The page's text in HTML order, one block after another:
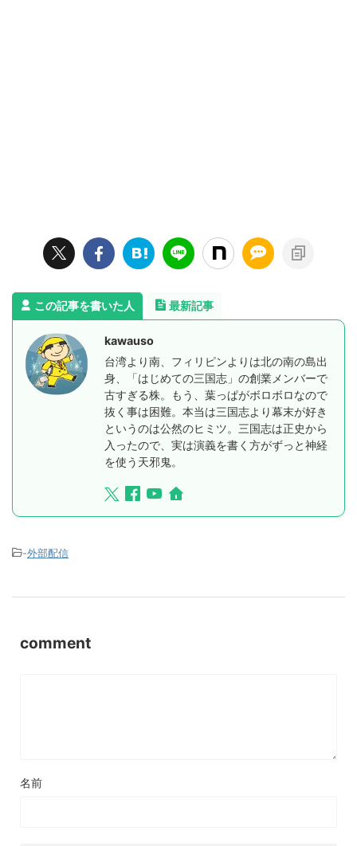
この記事を書いた人 最新記事
kawauso
台湾より南、フィリピンよりは北の南の島出
身、「はじめての三国志」の創業メンバーで
古すぎる株。もう、葉っぱがボロボロなので
抜く事は困難。本当は三国志より幕末が好き
というのは公然のヒミツ。三国志は正史から
入ったので、実は演義を書く方がずっと神経
を使う天邪鬼。
-外部配信
comment
名前